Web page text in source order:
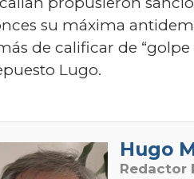
su máxima
de calificar de
Lugo.
Hugo
Redactor